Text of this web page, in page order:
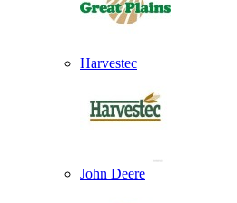
Harvestec
John Deere